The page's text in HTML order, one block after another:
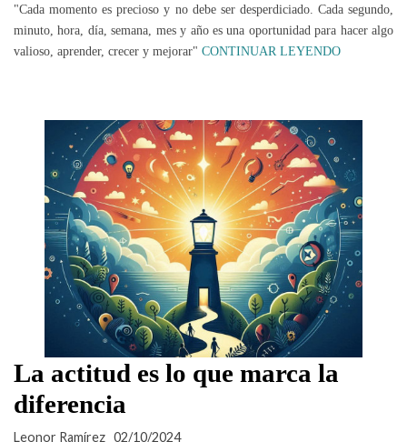
"Cada momento es precioso y no debe ser desperdiciado. Cada segundo,
minuto, hora, día, semana, mes y año es una oportunidad para hacer algo
valioso, aprender, crecer y mejorar" CONTINUAR LEYENDO
La actitud es lo que marca la
diferencia
Leonor Ramírez 02/10/2024